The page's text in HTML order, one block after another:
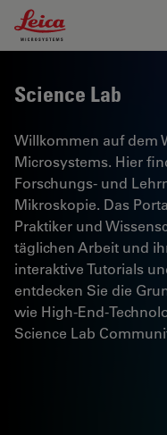
Leica Microsystems
Science Lab
Willkommen auf dem
Microsystems. Hier
Forschungs- und
Mikroskopie. Das
Praktiker und
täglichen Arbeit und
interaktive Tutorials
entdecken Sie die
wie High-End-
Science Lab